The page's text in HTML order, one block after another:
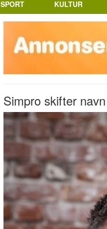
SPORT KULTUR
Simpro skifter